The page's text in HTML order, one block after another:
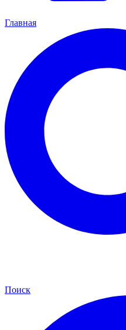
Главная
Поиск